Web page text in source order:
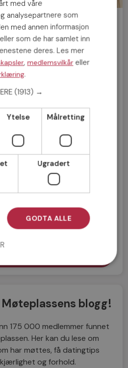
Kvinne
blogg!
175 000 medlemmer funnet
Her kan du lese om
har møttes, få datingtips
og forhold.
med våre
analysepartnere som
med annen informasjon
som de har samlet inn
deres. Les mer
,medlemsvilkåreller
.
(1913) →
Ytelse Målretting
Ugradert
GODTA ALLE